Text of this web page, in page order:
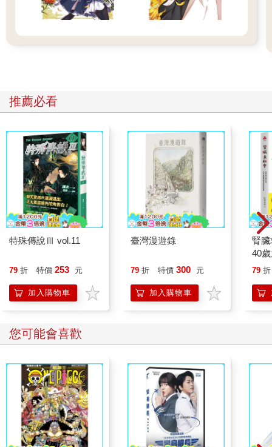
推薦必看
特殊傳說Ⅲ vol.11
79 折 特價 253 元
加入購物車
臺灣漫遊錄
79 折 特價 300 元
加入購物車
腎
40
就
79 折
您可能會喜歡